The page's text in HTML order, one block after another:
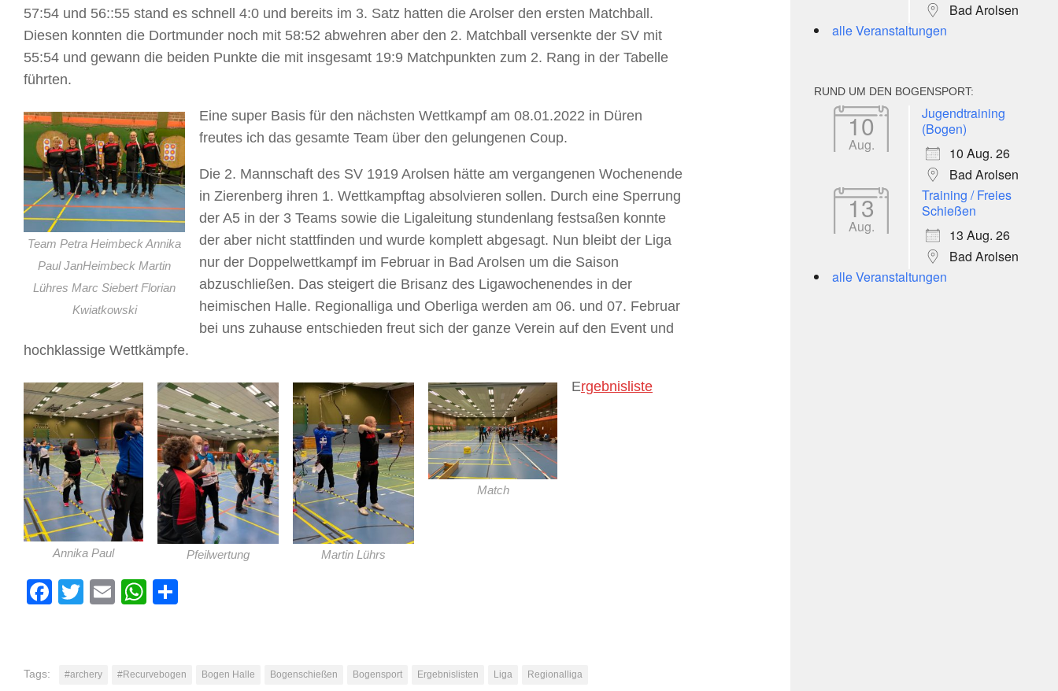
57:54 und 56::55 stand es schnell 4:0 und bereits im 3. Satz hatten die Arolser den ersten Matchball.
Diesen konnten die Dortmunder noch mit 58:52 abwehren aber den 2. Matchball versenkte der SV mit
55:54 und gewann die beiden Punkte die mit insgesamt 19:9 Matchpunkten zum 2. Rang in der Tabelle
führten.
Team Petra Heimbeck Annika
Paul JanHeimbeck Martin
Lühres Marc Siebert Florian
Kwiatkowski
Eine super Basis für den nächsten Wettkampf am 08.01.2022 in Düren
freutes ich das gesamte Team über den gelungenen Coup.
Die 2. Mannschaft des SV 1919 Arolsen hätte am vergangenen Wochenende
in Zierenberg ihren 1. Wettkampftag absolvieren sollen. Durch eine Sperrung
der A5 in der 3 Teams sowie die Ligaleitung stundenlang festsaßen konnte
der aber nicht stattfinden und wurde komplett abgesagt. Nun bleibt der Liga
nur der Doppelwettkampf im Februar in Bad Arolsen um die Saison
abzuschließen. Das steigert die Brisanz des Ligawochenendes in der
heimischen Halle. Regionalliga und Oberliga werden am 06. und 07. Februar
bei uns zuhause entschieden freut sich der ganze Verein auf den Event und
hochklassige Wettkämpfe.
Annika Paul Pfeilwertung Martin Lührs
Match
Ergebnisliste
Facebook
TwitterEmailWhatsApp
Tags: #archery #Recurvebogen Bogen Halle Bogenschießen Bogensport Ergebnislisten Liga Regionalliga
Bad Arolsen
alle Veranstaltungen
RUND UM DEN BOGENSPORT:
10
Aug.
Jugendtraining
(Bogen)
10 Aug. 26
Bad Arolsen
13
Aug.
Training / Freies
Schießen
13 Aug. 26
Bad Arolsen
alle Veranstaltungen